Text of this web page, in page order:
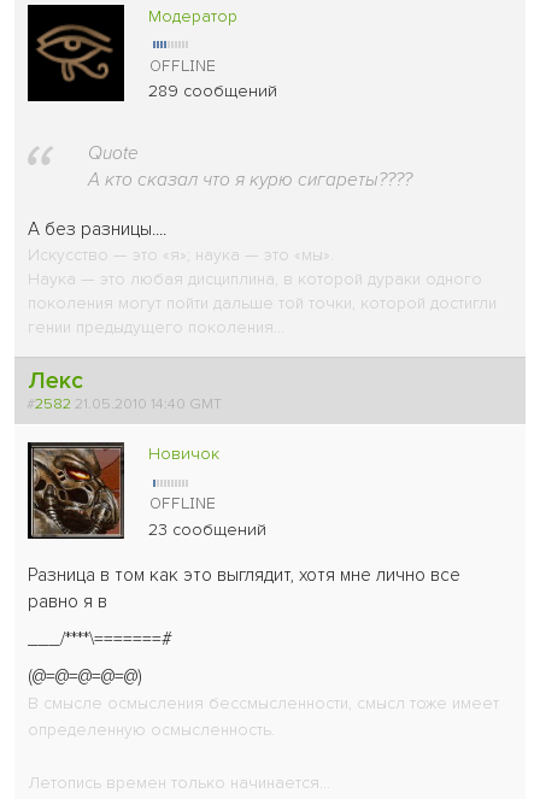
Модератор
289 сообщений
Quote
А кто сказал что я курю сигареты????
А без разницы....
Искусство — это «я»; наука — это «мы».
Наука — это любая дисциплина, в которой дураки одного
поколения могут пойти дальше той точки, которой достигли
гении предыдущего поколения...
Лекс
#2582 21.05.2010 14:40 GMT
Новичок
23 сообщений
Разница в том как это выглядит, хотя мне лично все
равно я в
___/****\=======#
(@=@=@=@=@)
В смысле осмысления бессмысленности, смысл тоже имеет
определенную осмысленность.
Летопись времен только начинается...